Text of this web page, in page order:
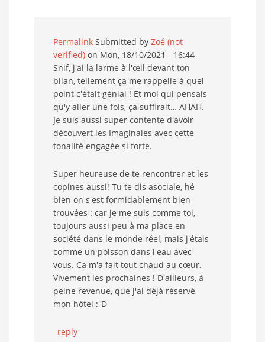
Permalink Submitted by Zoé (not
verified) on Mon, 18/10/2021 - 16:44
Snif, j'ai la larme à l'œil devant ton
bilan, tellement ça me rappelle à quel
point c'était génial ! Et moi qui pensais
qu'y aller une fois, ça suffirait… AHAH.
Je suis aussi super contente d'avoir
découvert les Imaginales avec cette
tonalité engagée si forte.
Super heureuse de te rencontrer et les
copines aussi! Tu te dis asociale, hé
bien on s'est formidablement bien
trouvées : car je me suis comme toi,
toujours aussi peu à ma place en
société dans le monde réel, mais j'étais
comme un poisson dans l'eau avec
vous. Ca m'a fait tout chaud au cœur.
Vivement les prochaines ! D'ailleurs, à
peine revenue, que j'ai déjà réservé
mon hôtel :-D
reply